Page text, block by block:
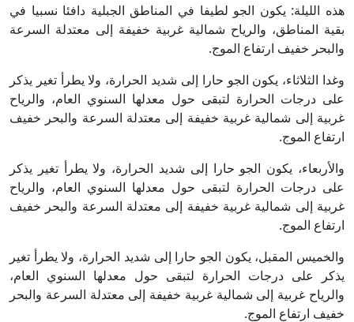
هذه الليلة: يكون الجو لطيفا في المناطق الجبلية دافئا نسبيا في
بقية المناطق، والرياح شمالية غربية خفيفة إلى معتدلة السرعة
والبحر خفيف ارتفاع الموج.
وغدا الثلاثاء، يكون الجو حارا إلى شديد الحرارة، ولا يطرأ تغير يذكر
على درجات الحرارة لتبقى حول معدلها السنوي العام، والرياح
غربية إلى شمالية غربية خفيفة إلى معتدلة السرعة والبحر خفيف
ارتفاع الموج.
والأربعاء، يكون الجو حارا إلى شديد الحرارة، ولا يطرأ تغير يذكر
على درجات الحرارة لتبقى حول معدلها السنوي العام، والرياح
غربية إلى شمالية غربية خفيفة إلى معتدلة السرعة والبحر خفيف
ارتفاع الموج.
والخميس المقبل، يكون الجو حارا إلى شديد الحرارة، ولا يطرأ تغير
يذكر على درجات الحرارة لتبقى حول معدلها السنوي العام،
والرياح غربية إلى شمالية غربية خفيفة إلى معتدلة السرعة والبحر
خفيف ارتفاع الموج.